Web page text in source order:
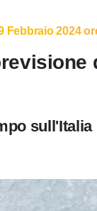
Febbraio 2024
sull'Italia